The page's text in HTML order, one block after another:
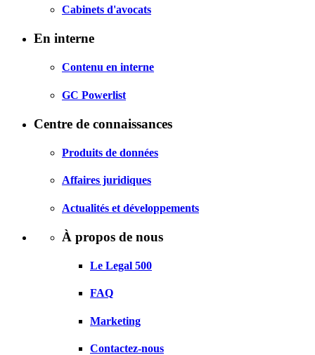
Cabinets d'avocats
En interne
Contenu en interne
GC Powerlist
Centre de connaissances
Produits de données
Affaires juridiques
Actualités et développements
À propos de nous
Le Legal 500
FAQ
Marketing
Contactez-nous